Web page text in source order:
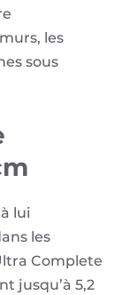
les
sous
lui
les
Complete
jusqu’à 5,2